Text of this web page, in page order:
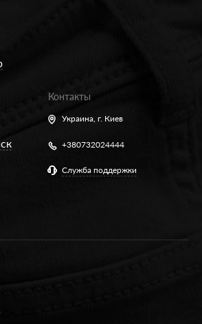
Контакты
Украина, г. Киев
+380732024444
Служба поддержки